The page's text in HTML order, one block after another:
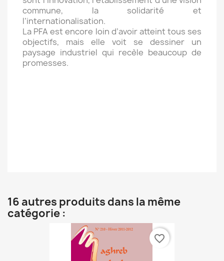
commune, la solidarité et
l’internationalisation.
La PFA est encore loin d’avoir atteint tous ses
objectifs, mais elle voit se dessiner un
paysage industriel qui recèle beaucoup de
promesses.
16 autres produits dans la même
catégorie :
favorite_border